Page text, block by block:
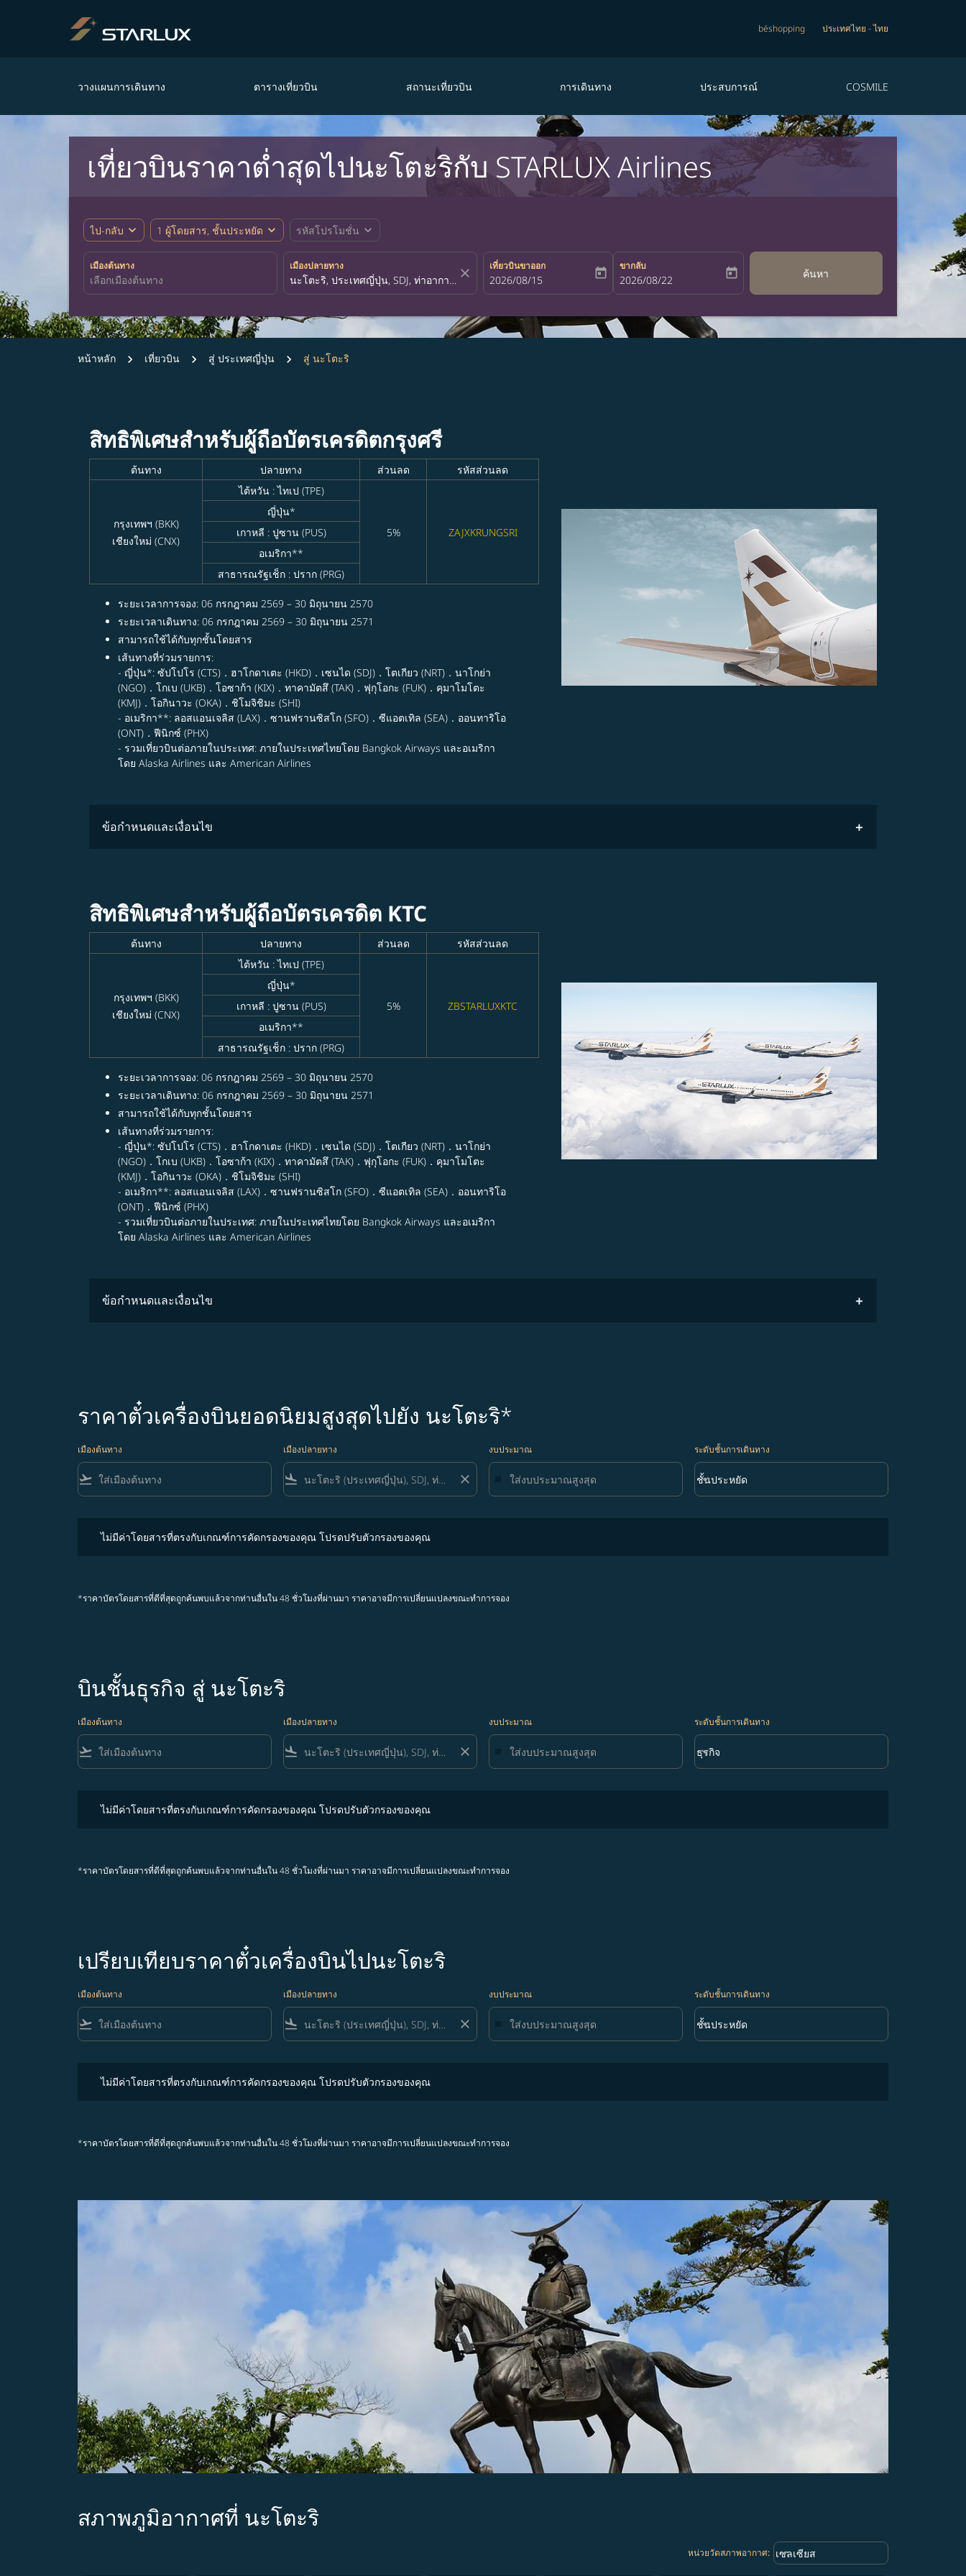
béshopping ประเทศไทย -ไทย
วางแผนการเดินทาง ตารางเที่ยวบิน สถานะเที่ยวบิน การเดินทาง ประสบการณ์ COSMILE
เที่ยวบินราคาต่ำสุดไปนะโตะริกับ STARLUX Airlines
ไป-กลับ expand_more 1 ผู้โดยสาร, ชั้นประหยัด expand_more รหัสโปรโมชั่น expand_more
เมืองต้นทาง เมืองปลายทาง
close
เที่ยวบินขาออก
fc-booking-departure-date-aria-label
2026/08/15 today
ขากลับ
fc-booking-return-date-aria-label
2026/08/22 today ค้นหา
หน้าหลัก เที่ยวบิน สู่ ประเทศญี่ปุ่น สู่ นะโตะริ
สิทธิพิเศษสำหรับผู้ถือบัตรเครดิตกรุงศรี
ต้นทาง ปลายทาง ส่วนลด รหัสส่วนลด
กรุงเทพฯ (BKK)
เชียงใหม่ (CNX)
ไต้หวัน : ไทเป (TPE)
5% ZAJXKRUNGSRI
ญี่ปุ่น*
เกาหลี : ปูซาน (PUS)
อเมริกา**
สาธารณรัฐเช็ก : ปราก (PRG)
ระยะเวลาการจอง: 06 กรกฎาคม 2569 – 30 มิถุนายน 2570
ระยะเวลาเดินทาง: 06 กรกฎาคม 2569 – 30 มิถุนายน 2571
สามารถใช้ได้กับทุกชั้นโดยสาร
เส้นทางที่ร่วมรายการ:
- ญี่ปุ่น*: ซัปโปโร (CTS)．ฮาโกดาเตะ (HKD)．เซนได (SDJ)．โตเกียว (NRT)．นาโกย่า
(NGO)．โกเบ (UKB)．โอซาก้า (KIX)．ทาคามัตสึ (TAK)．ฟุกุโอกะ (FUK)．คุมาโมโตะ
(KMJ)．โอกินาวะ (OKA)．ชิโมจิชิมะ (SHI)
- อเมริกา**: ลอสแอนเจลิส (LAX)．ซานฟรานซิสโก (SFO)．ซีแอตเทิล (SEA)．ออนทาริโอ
(ONT)．ฟีนิกซ์ (PHX)
- รวมเที่ยวบินต่อภายในประเทศ: ภายในประเทศไทยโดย Bangkok Airways และอเมริกา
โดย Alaska Airlines และ American Airlines
ข้อกำหนดและเงื่อนไข
สิทธิพิเศษสำหรับผู้ถือบัตรเครดิต KTC
ต้นทาง ปลายทาง ส่วนลด รหัสส่วนลด
กรุงเทพฯ (BKK)
เชียงใหม่ (CNX)
ไต้หวัน : ไทเป (TPE)
5% ZBSTARLUXKTC
ญี่ปุ่น*
เกาหลี : ปูซาน (PUS)
อเมริกา**
สาธารณรัฐเช็ก : ปราก (PRG)
ระยะเวลาการจอง: 06 กรกฎาคม 2569 – 30 มิถุนายน 2570
ระยะเวลาเดินทาง: 06 กรกฎาคม 2569 – 30 มิถุนายน 2571
สามารถใช้ได้กับทุกชั้นโดยสาร
เส้นทางที่ร่วมรายการ:
- ญี่ปุ่น*: ซัปโปโร (CTS)．ฮาโกดาเตะ (HKD)．เซนได (SDJ)．โตเกียว (NRT)．นาโกย่า
(NGO)．โกเบ (UKB)．โอซาก้า (KIX)．ทาคามัตสึ (TAK)．ฟุกุโอกะ (FUK)．คุมาโมโตะ
(KMJ)．โอกินาวะ (OKA)．ชิโมจิชิมะ (SHI)
- อเมริกา**: ลอสแอนเจลิส (LAX)．ซานฟรานซิสโก (SFO)．ซีแอตเทิล (SEA)．ออนทาริโอ
(ONT)．ฟีนิกซ์ (PHX)
- รวมเที่ยวบินต่อภายในประเทศ: ภายในประเทศไทยโดย Bangkok Airways และอเมริกา
โดย Alaska Airlines และ American Airlines
ข้อกำหนดและเงื่อนไข
ราคาตั๋วเครื่องบินยอดนิยมสูงสุดไปยัง นะโตะริ*
เมืองต้นทาง
flight_takeoff
เมืองปลายทาง
flight_land close
งบประมาณ ระดับชั้นการเดินทาง
ระดับชั้นการเดินทาง option ชั้นประหยัด Selected
ชั้นประหยัด
keyboard_arrow_down
ไม่มีค่าโดยสารที่ตรงกับเกณฑ์การคัดกรองของคุณ โปรดปรับตัวกรองของคุณ
*ราคาบัตรโดยสารที่ดีที่สุดถูกค้นพบแล้วจากท่านอื่นใน 48 ชั่วโมงที่ผ่านมา ราคาอาจมีการเปลี่ยนแปลงขณะทำการจอง
บินชั้นธุรกิจ สู่ นะโตะริ
เมืองต้นทาง
flight_takeoff
เมืองปลายทาง
flight_land close
งบประมาณ ระดับชั้นการเดินทาง
ระดับชั้นการเดินทาง option ธุรกิจ Selected
ธุรกิจ
keyboard_arrow_down
ไม่มีค่าโดยสารที่ตรงกับเกณฑ์การคัดกรองของคุณ โปรดปรับตัวกรองของคุณ
*ราคาบัตรโดยสารที่ดีที่สุดถูกค้นพบแล้วจากท่านอื่นใน 48 ชั่วโมงที่ผ่านมา ราคาอาจมีการเปลี่ยนแปลงขณะทำการจอง
เปรียบเทียบราคาตั๋วเครื่องบินไปนะโตะริ
เมืองต้นทาง
flight_takeoff
เมืองปลายทาง
flight_land close
งบประมาณ ระดับชั้นการเดินทาง
ระดับชั้นการเดินทาง option ชั้นประหยัด Selected
ชั้นประหยัด
keyboard_arrow_down
ไม่มีค่าโดยสารที่ตรงกับเกณฑ์การคัดกรองของคุณ โปรดปรับตัวกรองของคุณ
*ราคาบัตรโดยสารที่ดีที่สุดถูกค้นพบแล้วจากท่านอื่นใน 48 ชั่วโมงที่ผ่านมา ราคาอาจมีการเปลี่ยนแปลงขณะทำการจอง
สภาพภูมิอากาศที่ นะโตะริ
หน่วยวัดสภาพอากาศ: Weather unit option เซลเซียส
เซลเซียส
keyboard_arrow_down